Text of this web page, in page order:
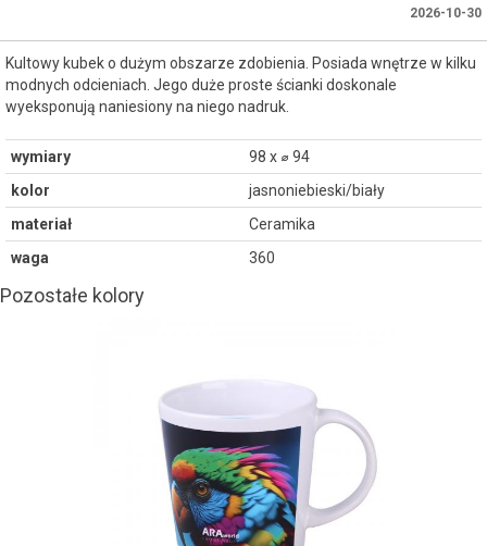
2026-10-30
Kultowy kubek o dużym obszarze zdobienia. Posiada wnętrze w kilku
modnych odcieniach. Jego duże proste ścianki doskonale
wyeksponują naniesiony na niego nadruk.
wymiary
98 x ⌀ 94
kolor
jasnoniebieski/biały
materiał
Ceramika
waga
360
Pozostałe kolory